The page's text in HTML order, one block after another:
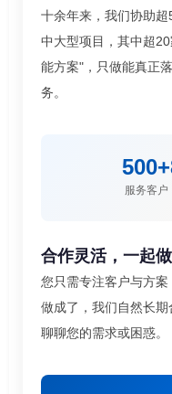
十余年来，我们协助
中大型项目，其中超
能方案"，只做能真正
务。
500+
服务客户
合作灵活，一起
您只需专注客户与方
做成了，我们自然长
聊聊您的需求或困惑。